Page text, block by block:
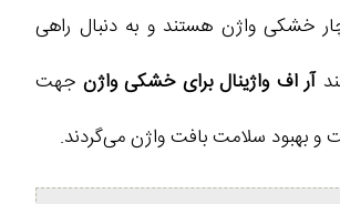
خشکی واژن هستند و به دنبال راهی
آر اف واژینال برای خشکی واژن جهت
و بهبود سلامت بافت واژن می‌گردند.